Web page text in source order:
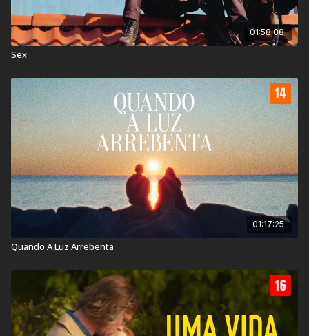
01:58:08
Sex
01:17:25
Quando A Luz Arrebenta